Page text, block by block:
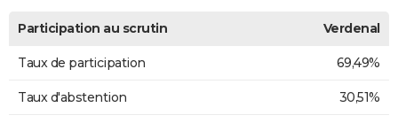
Participation au scrutin Verdenal
Taux de participation 69,49%
Taux d'abstention 30,51%